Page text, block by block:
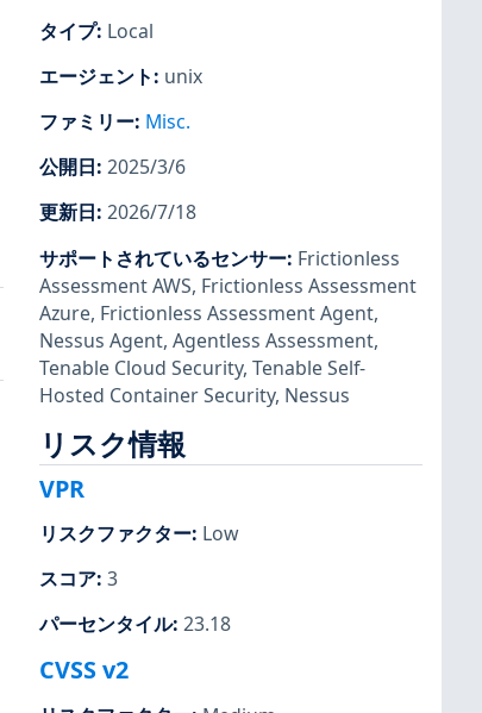
タイプ: Local
エージェント: unix
ファミリー: Misc.
公開日: 2025/3/6
更新日: 2026/7/18
サポートされているセンサー: Frictionless
Assessment AWS, Frictionless Assessment
Azure, Frictionless Assessment Agent,
Nessus Agent, Agentless Assessment,
Tenable Cloud Security, Tenable Self-
Hosted Container Security, Nessus
リスク情報
VPR
リスクファクター: Low
スコア: 3
パーセンタイル: 23.18
CVSS v2